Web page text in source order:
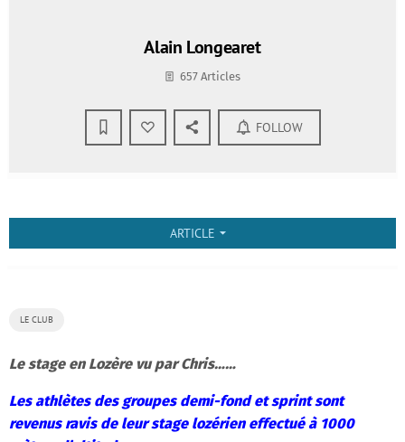
Alain Longearet
657 Articles
FOLLOW
ARTICLE arrow_drop_down
LE CLUB
Le stage en Lozère vu par Chris……
Les athlètes des groupes demi-fond et sprint sont
revenus ravis de leur stage lozérien effectué à 1000